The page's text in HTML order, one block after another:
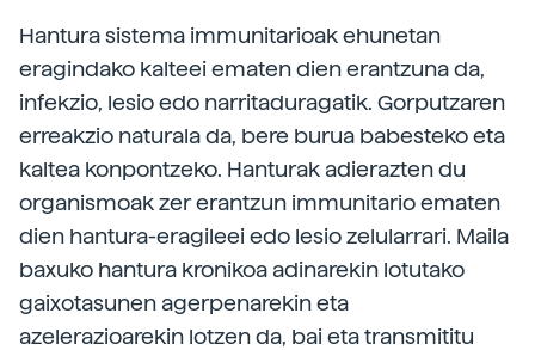
Hantura sistema immunitarioak ehunetan
eragindako kalteei ematen dien erantzuna da,
infekzio, lesio edo narritaduragatik. Gorputzaren
erreakzio naturala da, bere burua babesteko eta
kaltea konpontzeko. Hanturak adierazten du
organismoak zer erantzun immunitario ematen
dien hantura-eragileei edo lesio zelularrari. Maila
baxuko hantura kronikoa adinarekin lotutako
gaixotasunen agerpenarekin eta
azelerazioarekin lotzen da, bai eta transmititu